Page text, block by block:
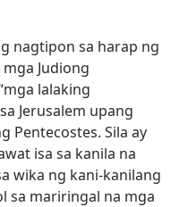
nagtipon sa harap ng
Judiong
lalaking
Jerusalem upang
Pentecostes. Sila ay
isa sa kanila na
wika ng kani-kanilang
sa mariringal na mga